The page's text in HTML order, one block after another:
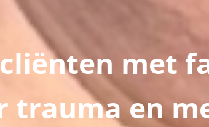
cliënten met
trauma en